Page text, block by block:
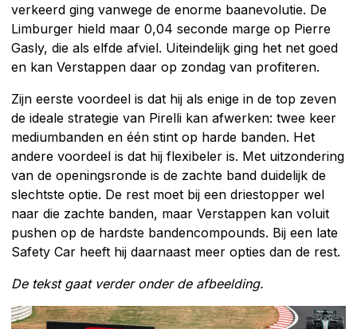
verkeerd ging vanwege de enorme baanevolutie. De
Limburger hield maar 0,04 seconde marge op Pierre
Gasly, die als elfde afviel. Uiteindelijk ging het net goed
en kan Verstappen daar op zondag van profiteren.
Zijn eerste voordeel is dat hij als enige in de top zeven
de ideale strategie van Pirelli kan afwerken: twee keer
mediumbanden en één stint op harde banden. Het
andere voordeel is dat hij flexibeler is. Met uitzondering
van de openingsronde is de zachte band duidelijk de
slechtste optie. De rest moet bij een driestopper wel
naar die zachte banden, maar Verstappen kan voluit
pushen op de hardste bandencompounds. Bij een late
Safety Car heeft hij daarnaast meer opties dan de rest.
De tekst gaat verder onder de afbeelding.